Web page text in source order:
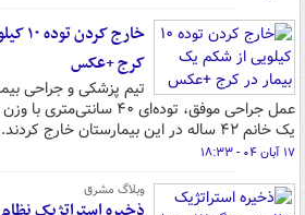
خارج‌
کرج +عکس
تیم پزشکی و جراحی
یک خانم ۴۲ ساله در این بیمارستان خارج کردند.
۱۷ آبان ۰۴ - ۱۸:۳۳
وبلاگ مشرق